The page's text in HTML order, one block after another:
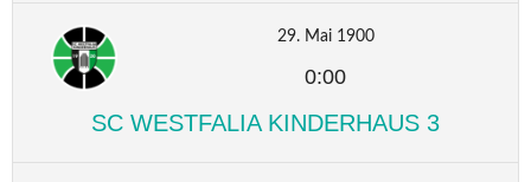
29. Mai 1900
0:00
SC WESTFALIA KINDERHAUS 3